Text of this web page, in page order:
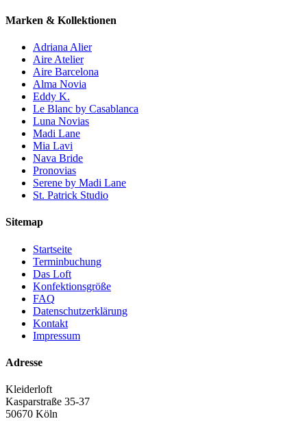
Marken & Kollektionen
Adriana Alier
Aire Atelier
Aire Barcelona
Alma Novia
Eddy K.
Le Blanc by Casablanca
Luna Novias
Madi Lane
Mia Lavi
Nava Bride
Pronovias
Serene by Madi Lane
St. Patrick Studio
Sitemap
Startseite
Terminbuchung
Das Loft
Konfektionsgröße
FAQ
Datenschutzerklärung
Kontakt
Impressum
Adresse
Kleiderloft
Kasparstraße 35-37
50670 Köln